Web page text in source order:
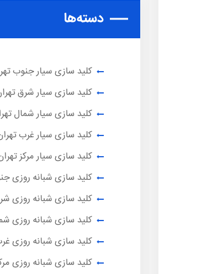
دسته‌ها
کلید سازی سیار جنوب
کلید سازی سیار شرق
کلید سازی سیار شمال
کلید سازی سیار غرب
کلید سازی سیار مرکز
کلید سازی شبانه روزی
کلید سازی شبانه روزی
کلید سازی شبانه روزی
کلید سازی شبانه روزی
کلید سازی شبانه روزی